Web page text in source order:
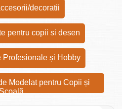
decoratii
pentru copii si desen
Profesionale și Hobby
Modelat pentru Copii și